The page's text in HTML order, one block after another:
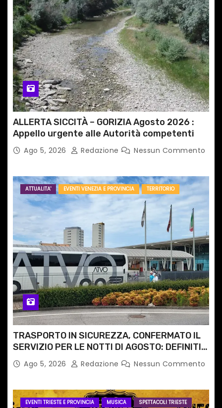
ALLERTA SICCITÀ – GORIZIA Agosto 2026 :
Appello urgente alle Autorità competenti
Ago 5, 2026 Redazione Nessun Commento
ATTUALITA' EVENTI VENEZIA E PROVINCIA TERRITORIO
TRASPORTO IN SICUREZZA, CONFERMATO IL
SERVIZIO PER LE NOTTI DI AGOSTO: DEFINITI
PERCORSI, FERMATE E ORARIO
Ago 5, 2026 Redazione Nessun Commento
EVENTI TRIESTE E PROVINCIA MUSICA SPETTACOLI TRIESTE